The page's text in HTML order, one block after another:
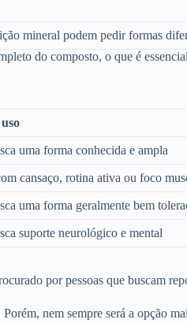
mineral podem pedir formas
do composto, o que é
uma forma conhecida e ampla
cansaço, rotina ativa ou foco
uma forma geralmente bem
suporte neurológico e mental
por pessoas que buscam
nem sempre será a opção